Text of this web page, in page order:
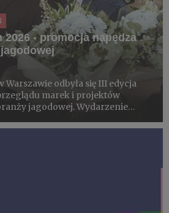
- promocja napędza
Warszawie odbyła się III edycja
marek i projektów
jagodowej. Wydarzenie
produktu, ale umiejętność